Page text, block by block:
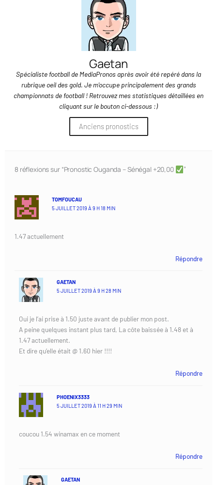
Gaetan
Spécialiste football de MediaPronos après avoir été repéré dans la
rubrique oeil des gold. Je m'occupe principalement des grands
championnats de football ! Retrouvez mes statistiques détaillées en
cliquant sur le bouton ci-dessous :)
Anciens pronostics
8 réflexions sur “Pronostic Ouganda – Sénégal +20,00 ”
TOMFOUCAU
5 JUILLET 2019 À 9 H 18 MIN
1.47 actuellement
Répondre
GAETAN
5 JUILLET 2019 À 9 H 28 MIN
Oui je l’ai prise à 1.50 juste avant de publier mon post.
A peine quelques instant plus tard, La côte baissée à 1.48 et à
1.47 actuellement.
Et dire qu’elle était @ 1.60 hier !!!!
Répondre
PHOENIX3333
5 JUILLET 2019 À 11 H 29 MIN
coucou 1.54 winamax en ce moment
Répondre
GAETAN